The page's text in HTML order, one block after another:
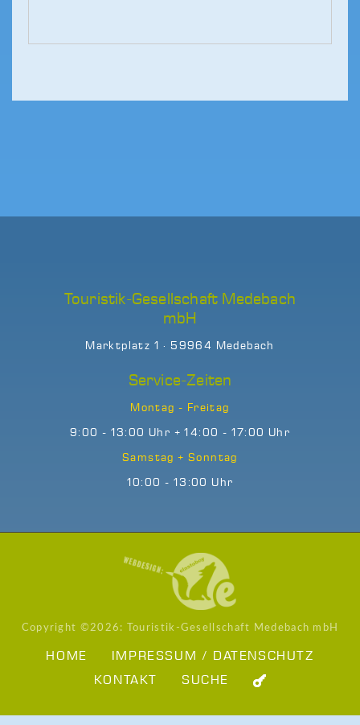
Touristik-Gesellschaft Medebach
mbH
Marktplatz 1 · 59964 Medebach
Service-Zeiten
Montag - Freitag
9:00 - 13:00 Uhr + 14:00 - 17:00 Uhr
Samstag + Sonntag
10:00 - 13:00 Uhr
Copyright ©2026: Touristik-Gesellschaft Medebach mbH
HOME
IMPRESSUM / DATENSCHUTZ
KONTAKT
SUCHE